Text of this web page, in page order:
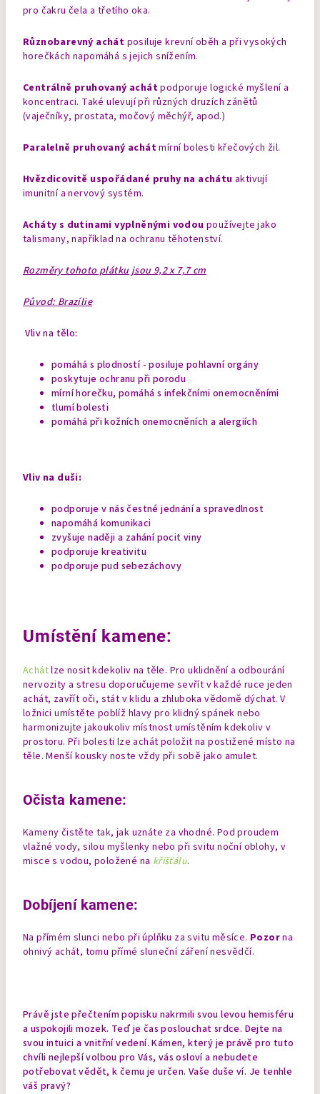
pro čakru čela a třetího oka.
Různobarevný achát posiluje krevní oběh a při vysokých
horečkách napomáhá s jejich snížením.
Centrálně pruhovaný achátpodporuje logické myšlení a
koncentraci. Také ulevují při různých druzích zánětů
(vaječníky, prostata, močový měchýř, apod.)
Paralelně pruhovaný achátmírní bolesti křečových žil.
Hvězdicovitě uspořádané pruhy na achátu aktivují
imunitní a nervový systém.
Acháty s dutinami vyplněnými vodou používejte jako
talismany, například na ochranu těhotenství.
Rozměry tohoto plátku jsou 9,2 x 7,7 cm
Původ: Brazílie
Vliv na tělo:
pomáhá s plodností - posiluje pohlavní orgány
poskytuje ochranu při porodu
mírní horečku, pomáhá s infekčními onemocněními
tlumí bolesti
pomáhá při kožních onemocněních a alergiích
Vliv na duši:
podporuje v nás čestné jednání a spravedlnost
napomáhá komunikaci
zvyšuje naději a zahání pocit viny
podporuje kreativitu
podporuje pud sebezáchovy
Umístění kamene:
Achátlze nosit kdekoliv na těle. Pro uklidnění a odbourání
nervozity a stresu doporučujeme sevřít v každé ruce jeden
achát, zavřít oči, stát v klidu a zhluboka vědomě dýchat. V
ložnici umístěte poblíž hlavy pro klidný spánek nebo
harmonizujte jakoukoliv místnost umístěním kdekoliv v
prostoru. Při bolesti lze achát položit na postižené místo na
těle.Menší kousky noste vždy při sobě jako amulet.
Očista kamene:
Kameny čistěte tak, jak uznáte za vhodné. Pod proudem
vlažné vody, silou myšlenky nebo při svitu noční oblohy, v
misce s vodou, položené na křišťálu.
Dobíjení kamene:
Na přímém slunci nebo při úplňku za svitu měsíce. Pozorna
ohnivý achát, tomu přímé sluneční záření nesvědčí.
Právě jste přečtením popisku nakrmili svou levou hemisféru
a uspokojili mozek. Teď je čas poslouchat srdce. Dejte na
svou intuici a vnitřní vedení. Kámen, který je právě pro tuto
chvíli nejlepší volbou pro Vás, vás osloví a nebudete
potřebovat vědět, k čemu je určen. Vaše duše ví. Je tenhle
váš pravý?